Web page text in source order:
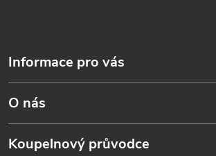
Informace pro vás
O nás
Koupelnový průvodce